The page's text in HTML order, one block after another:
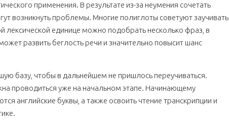
применения. В результате из-за неумения сочетать
возникнуть проблемы. Многие полиглоты советуют заучивать
лексической единице можно подобрать несколько фраз, в
развить беглость речи и значительно повысит шанс
базу, чтобы в дальнейшем не пришлось переучиваться.
проводиться уже на начальном этапе. Начинающему
английские буквы, а также освоить чтение транскрипции и